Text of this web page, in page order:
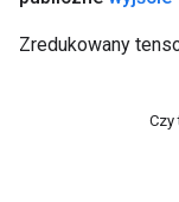
Zredukowany
Czy